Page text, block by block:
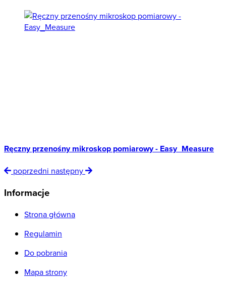
Ręczny przenośny mikroskop pomiarowy - Easy_Measure
poprzedni następny
Informacje
Strona główna
Regulamin
Do pobrania
Mapa strony